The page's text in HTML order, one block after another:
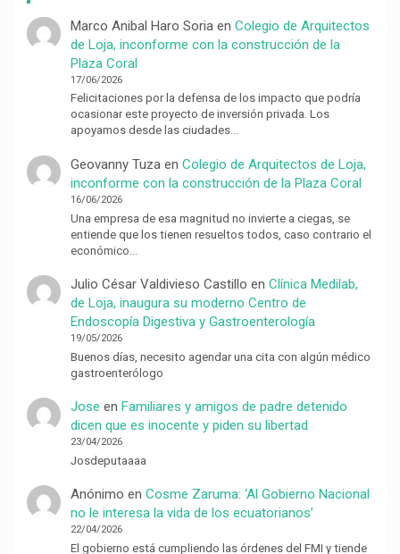
Marco Anibal Haro Soriaen Colegio de Arquitectos
de Loja, inconforme con la construcción de la
Plaza Coral
17/06/2026
Felicitaciones por la defensa de los impacto que podría
ocasionar este proyecto de inversión privada. Los
apoyamos desde las ciudades…
Geovanny Tuzaen Colegio de Arquitectos de Loja,
inconforme con la construcción de la Plaza Coral
16/06/2026
Una empresa de esa magnitud no invierte a ciegas, se
entiende que los tienen resueltos todos, caso contrario el
económico…
Julio César Valdivieso Castillo en Clínica Medilab,
de Loja, inaugura su moderno Centro de
Endoscopía Digestiva y Gastroenterología
19/05/2026
Buenos días, necesito agendar una cita con algún médico
gastroenterólogo
Jose en Familiares y amigos de padre detenido
dicen que es inocente y piden su libertad
23/04/2026
Josdeputaaaa
Anónimo en Cosme Zaruma: ‘Al Gobierno Nacional
no le interesa la vida de los ecuatorianos’
22/04/2026
El gobierno está cumpliendo las órdenes del FMI y tiende